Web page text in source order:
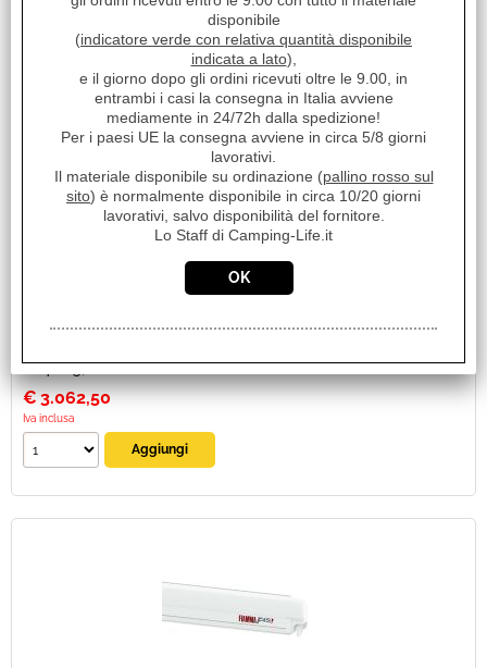
Cod. art.:
Unità di misura:
Sc.Club Convenzionati:
L’unica veranda automatica fornita completa di frontale e
laterali con robuste cerniere ZIP. La veranda viene fornita
non vincolante)
€ 4.189,12
€3.062,50
Iva inclusa
disponibile
(indicatore verde con relativa quantità disponibile
indicata a lato),
e il giorno dopo gli ordini ricevuti oltre le 9.00, in
entrambi i casi la consegna in Italia avviene
mediamente in 24/72h dalla spedizione!
Per i paesi UE la consegna avviene in circa 5/8 giorni
lavorativi.
Il materiale disponibile su ordinazione (pallino rosso sul
sito) è normalmente disponibile in circa 10/20 giorni
lavorativi, salvo disponibilità del fornitore.
Lo Staff di Camping-Life.it